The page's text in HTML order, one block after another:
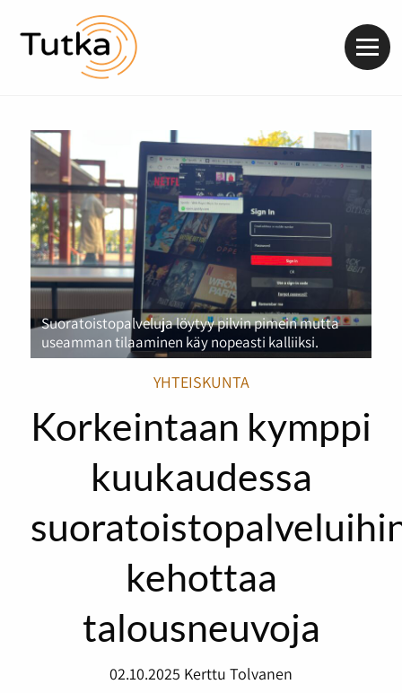
Suoratoistopalveluja löytyy pilvin pimein mutta
useamman tilaaminen käy nopeasti kalliiksi.
YHTEISKUNTA
Korkeintaan kymppi
kuukaudessa
kehottaa
talousneuvoja
02.10.2025 Kerttu Tolvanen